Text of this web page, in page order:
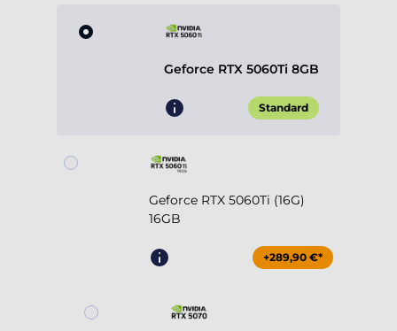
Geforce RTX 5060Ti 8GB
Standard
Geforce RTX 5060Ti (16G)
16GB
+289,90 €*